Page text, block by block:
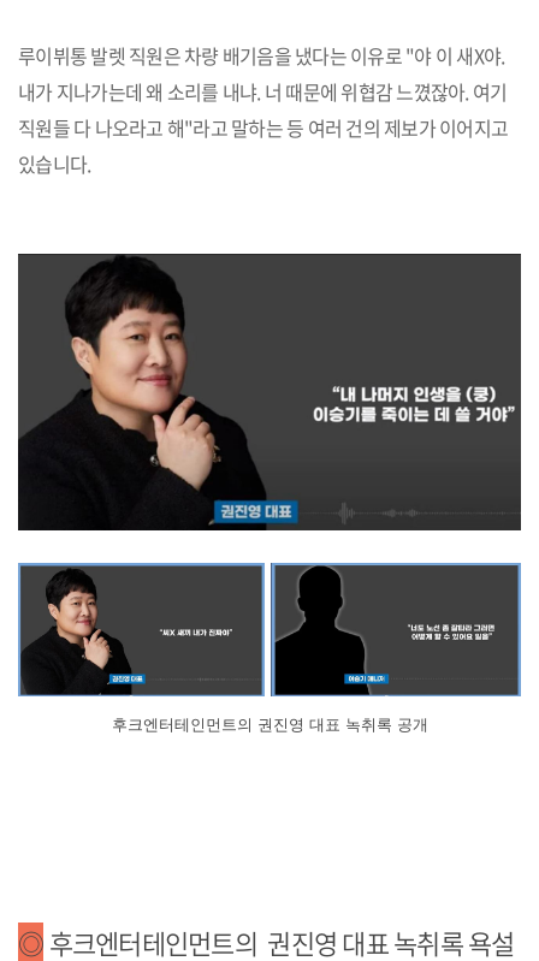
루이뷔통 발렛 직원은 차량 배기음을 냈다는 이유로 "야 이 새X야.
내가 지나가는데 왜 소리를 내냐. 너 때문에 위협감 느꼈잖아. 여기
직원들 다 나오라고 해"라고 말하는 등 여러 건의 제보가 이어지고
있습니다.
후크엔터테인먼트의 권진영 대표 녹취록 공개
◎후크엔터테인먼트의 권진영 대표 녹취록 욕설